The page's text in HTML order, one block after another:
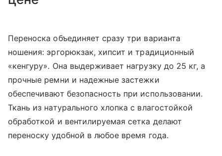
Переноска объединяет сразу три варианта
ношения: эргорюкзак, хипсит и традиционный
«кенгуру». Она выдерживает нагрузку до 25 кг, а
прочные ремни и надежные застежки
обеспечивают безопасность при использовании.
Ткань из натурального хлопка с влагостойкой
обработкой и вентилируемая сетка делают
переноску удобной в любое время года.